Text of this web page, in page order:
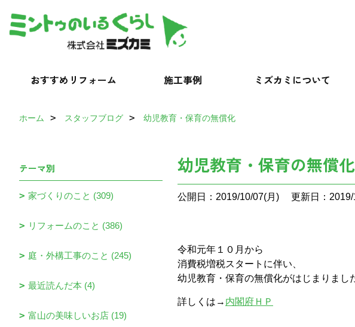
おすすめリフォーム 施工事例 ミズカミについて
ホーム スタッフブログ 幼児教育・保育の無償化
幼児教育・保育の無償化
公開日：2019/10/07(月) 更新日：
令和元年１０月から
消費税増税スタートに伴い、
幼児教育・保育の無償化がはじまりまし
詳しくは→ 内閣府ＨＰ
テーマ別
家づくりのこと (309)
リフォームのこと (386)
庭・外構工事のこと (245)
最近読んだ本 (4)
富山の美味しいお店 (19)